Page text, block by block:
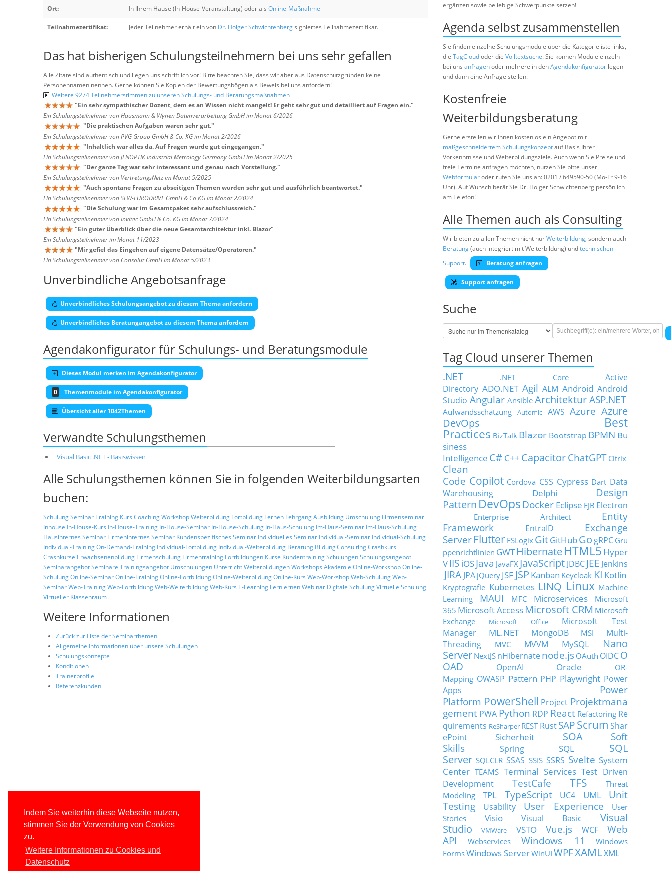
Indem Sie weiterhin diese Webseite nutzen,
stimmen Sie der Verwendung von Cookies
zu.
Weitere Informationen zu Cookies und
Datenschutz
Ort: In Ihrem Hause (In-House-Veranstaltung) oder als Online-Maßnahme
Teilnahmezertifikat: Jeder Teilnehmer erhält ein von Dr. Holger Schwichtenbergsigniertes Teilnahmezertifikat.
Das hat bisherigen Schulungsteilnehmern bei uns sehr gefallen
Alle Zitate sind authentisch und liegen uns schriftlich vor! Bitte beachten Sie, dass wir aber aus Datenschutzgründen keine
Personennamen nennen. Gerne können Sie Kopien der Bewertungsbögen als Beweis bei uns anfordern!
Weitere 9274 Teilnehmerstimmen zu unseren Schulungs- und Beratungsmaßnahmen
"Ein sehr sympathischer Dozent, dem es an Wissen nicht mangelt! Er geht sehr gut und detailliert auf Fragen ein."
Ein Schulungsteilnehmer von Hausmann & Wynen Datenverarbeitung GmbH im Monat 6/2026
"Die praktischen Aufgaben waren sehr gut."
Ein Schulungsteilnehmer von PVG Group GmbH & Co. KG im Monat 2/2026
"Inhaltlich war alles da. Auf Fragen wurde gut eingegangen."
Ein Schulungsteilnehmer von JENOPTIK Industrial Metrology Germany GmbH im Monat 2/2025
"Der ganze Tag war sehr interessant und genau nach Vorstellung."
Ein Schulungsteilnehmer von VertretungsNetz im Monat 5/2025
"Auch spontane Fragen zu abseitigen Themen wurden sehr gut und ausführlich beantwortet."
Ein Schulungsteilnehmer von SEW-EURODRIVE GmbH & Co KG im Monat 2/2024
"Die Schulung war im Gesamtpaket sehr aufschlussreich."
Ein Schulungsteilnehmer von Invitec GmbH & Co. KG im Monat 7/2024
"Ein guter Überblick über die neue Gesamtarchitektur inkl. Blazor"
Ein Schulungsteilnehmer im Monat 11/2023
"Mir gefiel das Eingehen auf eigene Datensätze/Operatoren."
Ein Schulungsteilnehmer von Consolut GmbH im Monat 5/2023
Unverbindliche Angebotsanfrage
Unverbindliches Schulungsangebot zu diesem Thema anfordern
Unverbindliches Beratungangebot zu diesem Thema anfordern
Agendakonfigurator für Schulungs- und Beratungsmodule
Dieses Modul merken im Agendakonfigurator
0 Themenmodule im Agendakonfigurator
Übersicht aller 1042Themen
Verwandte Schulungsthemen
Visual Basic .NET - Basiswissen
Alle Schulungsthemen können Sie in folgenden Weiterbildungsarten
buchen:
SchulungSeminarTraining Kurs CoachingWorkshopWeiterbildung Fortbildung Lernen LehrgangAusbildung Umschulung Firmenseminar
Inhouse In-House-Kurs In-House-Training In-House-Seminar In-House-Schulung In-Haus-Schulung Im-Haus-Seminar Im-Haus-Schulung
Hausinternes Seminar Firmeninternes Seminar Kundenspezifisches Seminar Individuelles Seminar Individual-Seminar Individual-Schulung
Individual-TrainingOn-Demand-Training Individual-Fortbildung Individual-Weiterbildung Beratung BildungConsultingCrashkurs
Crashkurse Erwachsenenbildung Firmenschulung Firmentraining Fortbildungen Kurse KundentrainingSchulungenSchulungsangebot
SeminarangebotSeminare Trainingsangebot Umschulungen UnterrichtWeiterbildungenWorkshops Akademie Online-WorkshopOnline-
SchulungOnline-SeminarOnline-TrainingOnline-FortbildungOnline-WeiterbildungOnline-Kurs Web-WorkshopWeb-SchulungWeb-
SeminarWeb-TrainingWeb-FortbildungWeb-WeiterbildungWeb-Kurs E-Learning FernlernenWebinar Digitale SchulungVirtuelle Schulung
Virtueller Klassenraum
Weitere Informationen
Zurück zur Liste der Seminarthemen
Allgemeine Informationen über unsere Schulungen
Schulungskonzepte
Konditionen
Trainerprofile
Referenzkunden
ergänzen sowie beliebige Schwerpunkte setzen!
Agenda selbst zusammenstellen
Sie finden einzelne Schulungsmodule über die Kategorieliste links,
die TagCloudoder die Volltextsuche. Sie können Module einzeln
bei uns anfragenoder mehrere in denAgendakonfigurator legen
und dann eine Anfrage stellen.
Kostenfreie
Weiterbildungsberatung
Gerne erstellen wir Ihnen kostenlos ein Angebot mit
maßgeschneidertem Schulungskonzeptauf Basis Ihrer
Vorkenntnisse und Weiterbildungsziele. Auch wenn Sie Preise und
freie Termine anfragen möchten, nutzen Sie bitte unser
Webformularoder rufen Sie uns an: 0201 / 649590-50 (Mo-Fr 9-16
Uhr). Auf Wunsch berät Sie Dr. Holger Schwichtenberg persönlich
am Telefon!
Alle Themen auch als Consulting
Wir bieten zu allen Themen nicht nurWeiterbildung, sondern auch
Beratung(auch integriert mit Weiterbildung) undtechnischen
Support. Beratung anfragen
Support anfragen
Suche
Tag Cloud unserer Themen
.NET .NET Core
Active
Directory ADO.NET Agil ALM Android Android
Studio Angular Ansible Architektur ASP.NET
Aufwandsschätzung Automic AWS Azure Azure
DevOps
Best
Practices BizTalk Blazor Bootstrap BPMN Bu
siness
Intelligence C# C++ Capacitor ChatGPT Citrix
Clean
Code Copilot Cordova CSS Cypress Dart Data
Warehousing
Delphi
Design
Pattern DevOps Docker Eclipse EJB Electron
Enterprise Architect
Entity
Framework
EntraID
Exchange
Server Flutter FSLogix GitGitHubGo gRPC Gru
ppenrichtlinien GWT HibernateHTML5 Hyper
VIIS iOSJava JavaFX JavaScript JDBC JEE Jenkins
JIRA JPA jQuery JSF JSP Kanban Keycloak KI Kotlin
Kryptografie Kubernetes LINQ Linux Machine
Learning
MAUI MFC Microservices
Microsoft
365 Microsoft Access Microsoft CRM Microsoft
Exchange
Microsoft Office
Microsoft Test
Manager
ML.NET MongoDB MSI
Multi-
Threading
MVC MVVM MySQL
Nano
Server NextJS nHibernatenode.js OAuth OIDCO
OAD
OpenAI Oracle
OR-
Mapping OWASP Pattern PHP Playwright Power
Apps
Power
Platform PowerShell Project Projektmana
gement PWA Python RDP React Refactoring Re
quirements ReSharper REST Rust SAP Scrum Shar
ePoint
Sicherheit SOA
Soft
Skills
Spring SQL
SQL
Server SQLCLR SSAS SSIS SSRS Svelte System
Center TEAMS Terminal Services Test Driven
Development
TestCafe TFS
Threat
Modeling
TPL TypeScript UC4 UML
Unit
Testing
Usability User Experience
User
Stories
Visio Visual Basic
Visual
Studio
VMWare VSTO Vue.js WCF
Web
API
Webservices Windows 11
Windows
FormsWindows ServerWinUI WPFXAMLXML